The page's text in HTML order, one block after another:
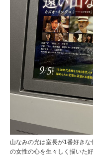
山なみの光は室長が1番好き
の女性の心を生々しく描いた